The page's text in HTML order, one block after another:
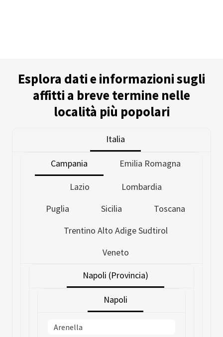
Esplora dati e informazioni sugli
affitti a breve termine nelle
località più popolari
Italia
Campania Emilia Romagna
Lazio
Lombardia
Puglia
Sicilia
Toscana
Trentino Alto Adige Sudtirol
Veneto
Napoli (Provincia)
Napoli
Arenella